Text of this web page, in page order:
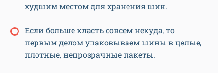
худшим местом для хранения шин.
Если больше класть совсем некуда, то
первым делом упаковываем шины в целые,
плотные, непрозрачные пакеты.